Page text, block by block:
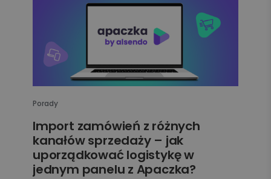
Porady
Import zamówień z różnych
kanałów sprzedaży – jak
uporządkować logistykę w
jednym panelu z Apaczka?